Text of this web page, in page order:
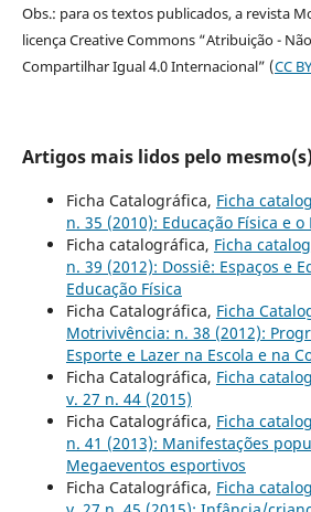
Obs.: para os textos publicados, a revista
licença Creative Commons “Atribuição -
Compartilhar Igual 4.0 Internacional” (CC
Artigos mais lidos pelo
Ficha Catalográfica, Ficha
n. 35 (2010): Educação Física e
Ficha catalográfica, Ficha
n. 39 (2012): Dossiê: Espaços e
Educação Física
Ficha Catalográfica, Ficha
Motrivivência: n. 38 (2012):
Esporte e Lazer na Escola e na
Ficha Catalográfica, Ficha
v. 27 n. 44 (2015)
Ficha Catalográfica, Ficha
n. 41 (2013): Manifestações
Megaeventos esportivos
Ficha Catalográfica, Ficha